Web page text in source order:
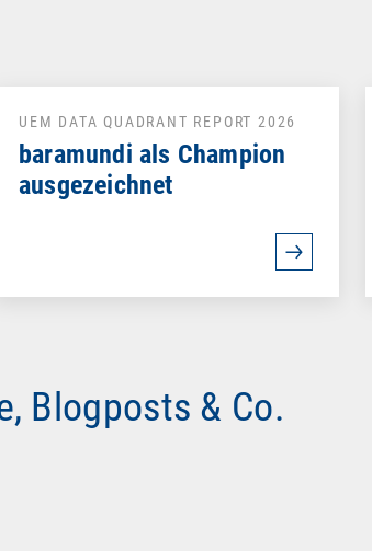
Blogposts & Co.
UEM DATA QUADRANT REPORT 2026
baramundi als Champion
ausgezeichnet